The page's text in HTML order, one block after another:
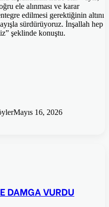
ele alınması ve karar
edilmesi gerektiğinin altını
sürdürüyoruz. İnşallah hep
şeklinde konuştu.
Mayıs 16, 2026
DAMGA VURDU